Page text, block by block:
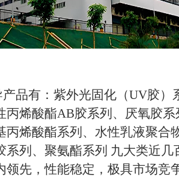
品有：紫外光固化（UV胶）
丙烯酸酯AB胶系列、厌氧胶
丙烯酸酯系列、水性乳液聚合
系列、聚氨酯系列 九大类近几
领先，性能稳定，极具市场竞